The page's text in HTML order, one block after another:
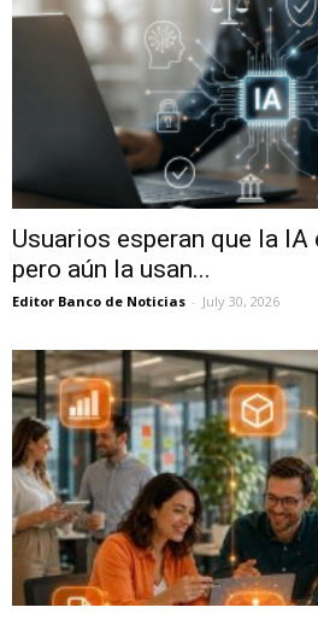
Usuarios esperan que la IA
pero aún la usan...
Editor Banco de Noticias - July 30, 2026